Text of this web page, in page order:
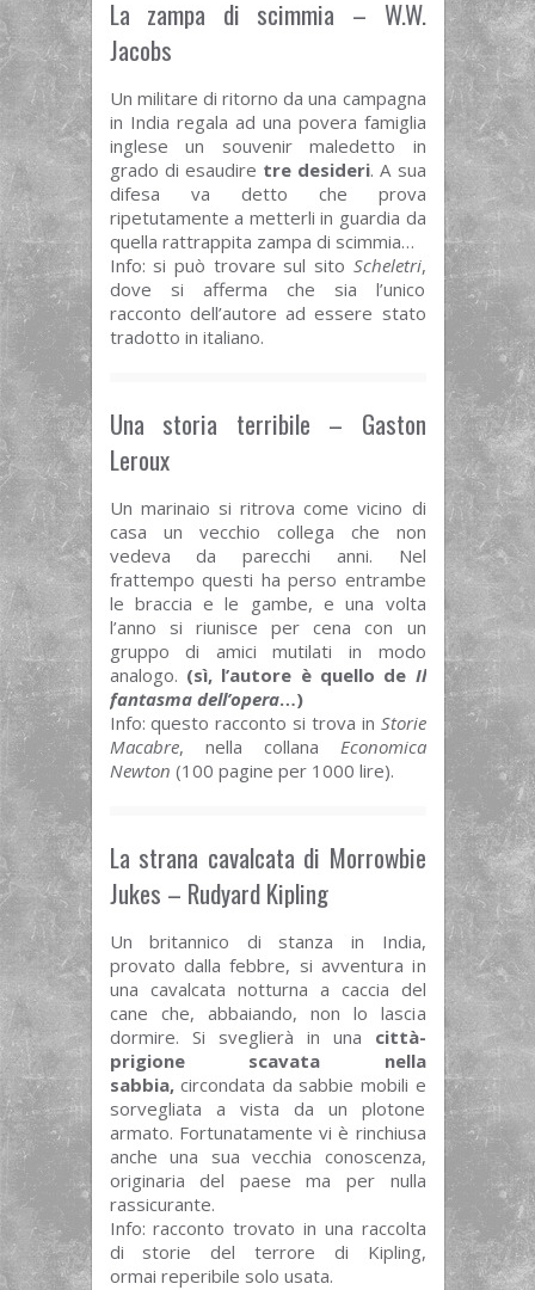
La zampa di scimmia – W.W.
Jacobs
Un militare di ritorno da una campagna
in India regala ad una povera famiglia
inglese un souvenir maledetto in
grado di esaudire tre desideri. A sua
difesa va detto che prova
ripetutamente a metterli in guardia da
quella rattrappita zampa di scimmia…
Info: si può trovare sul sito Scheletri,
dove si afferma che sia l’unico
racconto dell’autore ad essere stato
tradotto in italiano.
Una storia terribile – Gaston
Leroux
Un marinaio si ritrova come vicino di
casa un vecchio collega che non
vedeva da parecchi anni. Nel
frattempo questi ha perso entrambe
le braccia e le gambe, e una volta
l’anno si riunisce per cena con un
gruppo di amici mutilati in modo
analogo. (sì, l’autore è quello de Il
fantasma dell’opera…)
Info: questo racconto si trova in Storie
Macabre, nella collana Economica
Newton (100 pagine per 1000 lire).
La strana cavalcata di Morrowbie
Jukes – Rudyard Kipling
Un britannico di stanza in India,
provato dalla febbre, si avventura in
una cavalcata notturna a caccia del
cane che, abbaiando, non lo lascia
dormire. Si sveglierà in una città-
prigione scavata nella
sabbia,circondata da sabbie mobili e
sorvegliata a vista da un plotone
armato. Fortunatamente vi è rinchiusa
anche una sua vecchia conoscenza,
originaria del paese ma per nulla
rassicurante.
Info: racconto trovato in una raccolta
di storie del terrore di Kipling,
ormai reperibile solo usata.